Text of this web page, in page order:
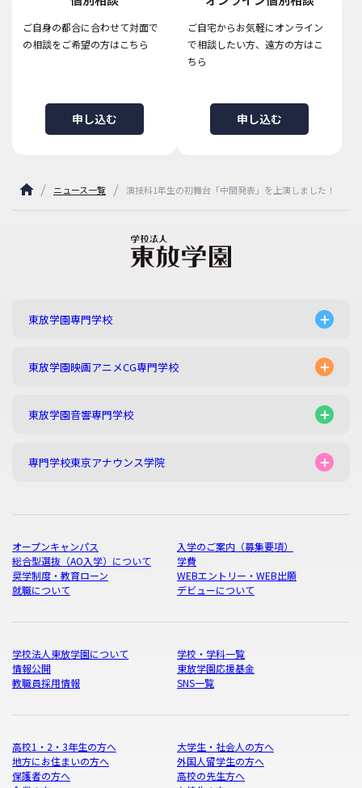
ご自身の都合に合わせて対面で
の相談をご希望の方はこちら
申し込む
ご自宅からお気軽にオンライン
で相談したい方、遠方の方はこ
ちら
申し込む
ニュース一覧 演技科1年生の初舞台「中間発表」を上演しました！
東放学園専門学校
東放学園映画アニメCG専門学校
東放学園音響専門学校
専門学校東京アナウンス学院
オープンキャンパス
入学のご案内（募集要項）
総合型選抜（AO入学）について
学費
奨学制度・教育ローン
WEBエントリー・WEB出願
就職について
デビューについて
学校法人東放学園について
学校・学科一覧
情報公開
東放学園応援基金
教職員採用情報
SNS一覧
高校1・2・3年生の方へ
大学生・社会人の方へ
地方にお住まいの方へ
外国人留学生の方へ
保護者の方へ
高校の先生方へ